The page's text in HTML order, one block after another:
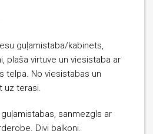
guļamistaba/kabinets,
plaša virtuve un viesistaba ar
telpa. No viesistabas un
uz terasi.
sanmezgls ar
Divi balkoni.